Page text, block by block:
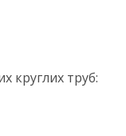
круглих труб: